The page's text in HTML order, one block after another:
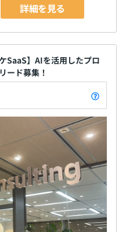
詳細を見る
SaaS】AIを活用したプロ
ード募集！